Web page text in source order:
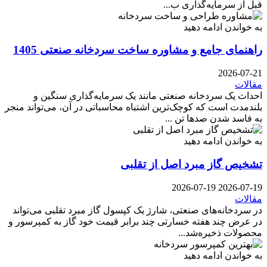
قبل از سرمایه‌گذاری ب...
به خواندن ادامه دهید
راهنمای جامع و مشاوره ساخت سردخانه صنعتی 1405
2026-07-21
مقالات
احداث یک سردخانه صنعتی مانند یک سرمایه‌گذاری سنگین و
بلندمدت است که کوچک‌ترین اشتباه محاسباتی در آن، می‌تواند منجر
به فاسد شدن صدها تن ...
به خواندن ادامه دهید
تشخیص گاز مبرد اصل از تقلبی
2026-07-19
2026-07-19
مقالات
در سردخانه‌های صنعتی، شارژ یک کپسول گاز مبرد تقلبی می‌تواند
در عرض چند هفته خسارتی چند برابر قیمت خود گاز به کمپرسور و
محصولات ذخیره‌شد...
به خواندن ادامه دهید